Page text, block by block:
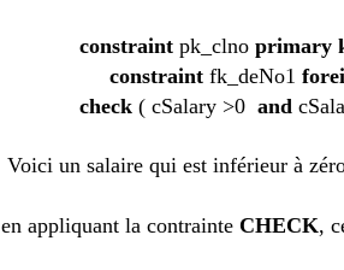
constraint pk_clno primary
constraint fk_deNo1
check ( cSalary >0 and
Voici un salaire qui est inférieur à
en appliquant la contrainte CHECK,